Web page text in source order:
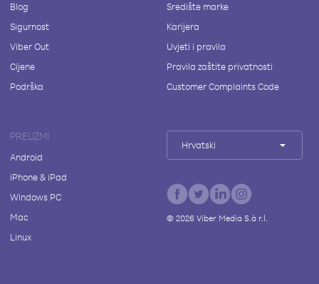
Blog
Sigurnost
Viber Out
Cijene
Podrška
Središte marke
Karijera
Uvjeti i pravila
Pravila zaštite privatnosti
Customer Complaints Code
PREUZMI
Android
iPhone & iPad
Windows PC
Mac
Linux
Hrvatski
© 2026Viber Media S.à r.l.